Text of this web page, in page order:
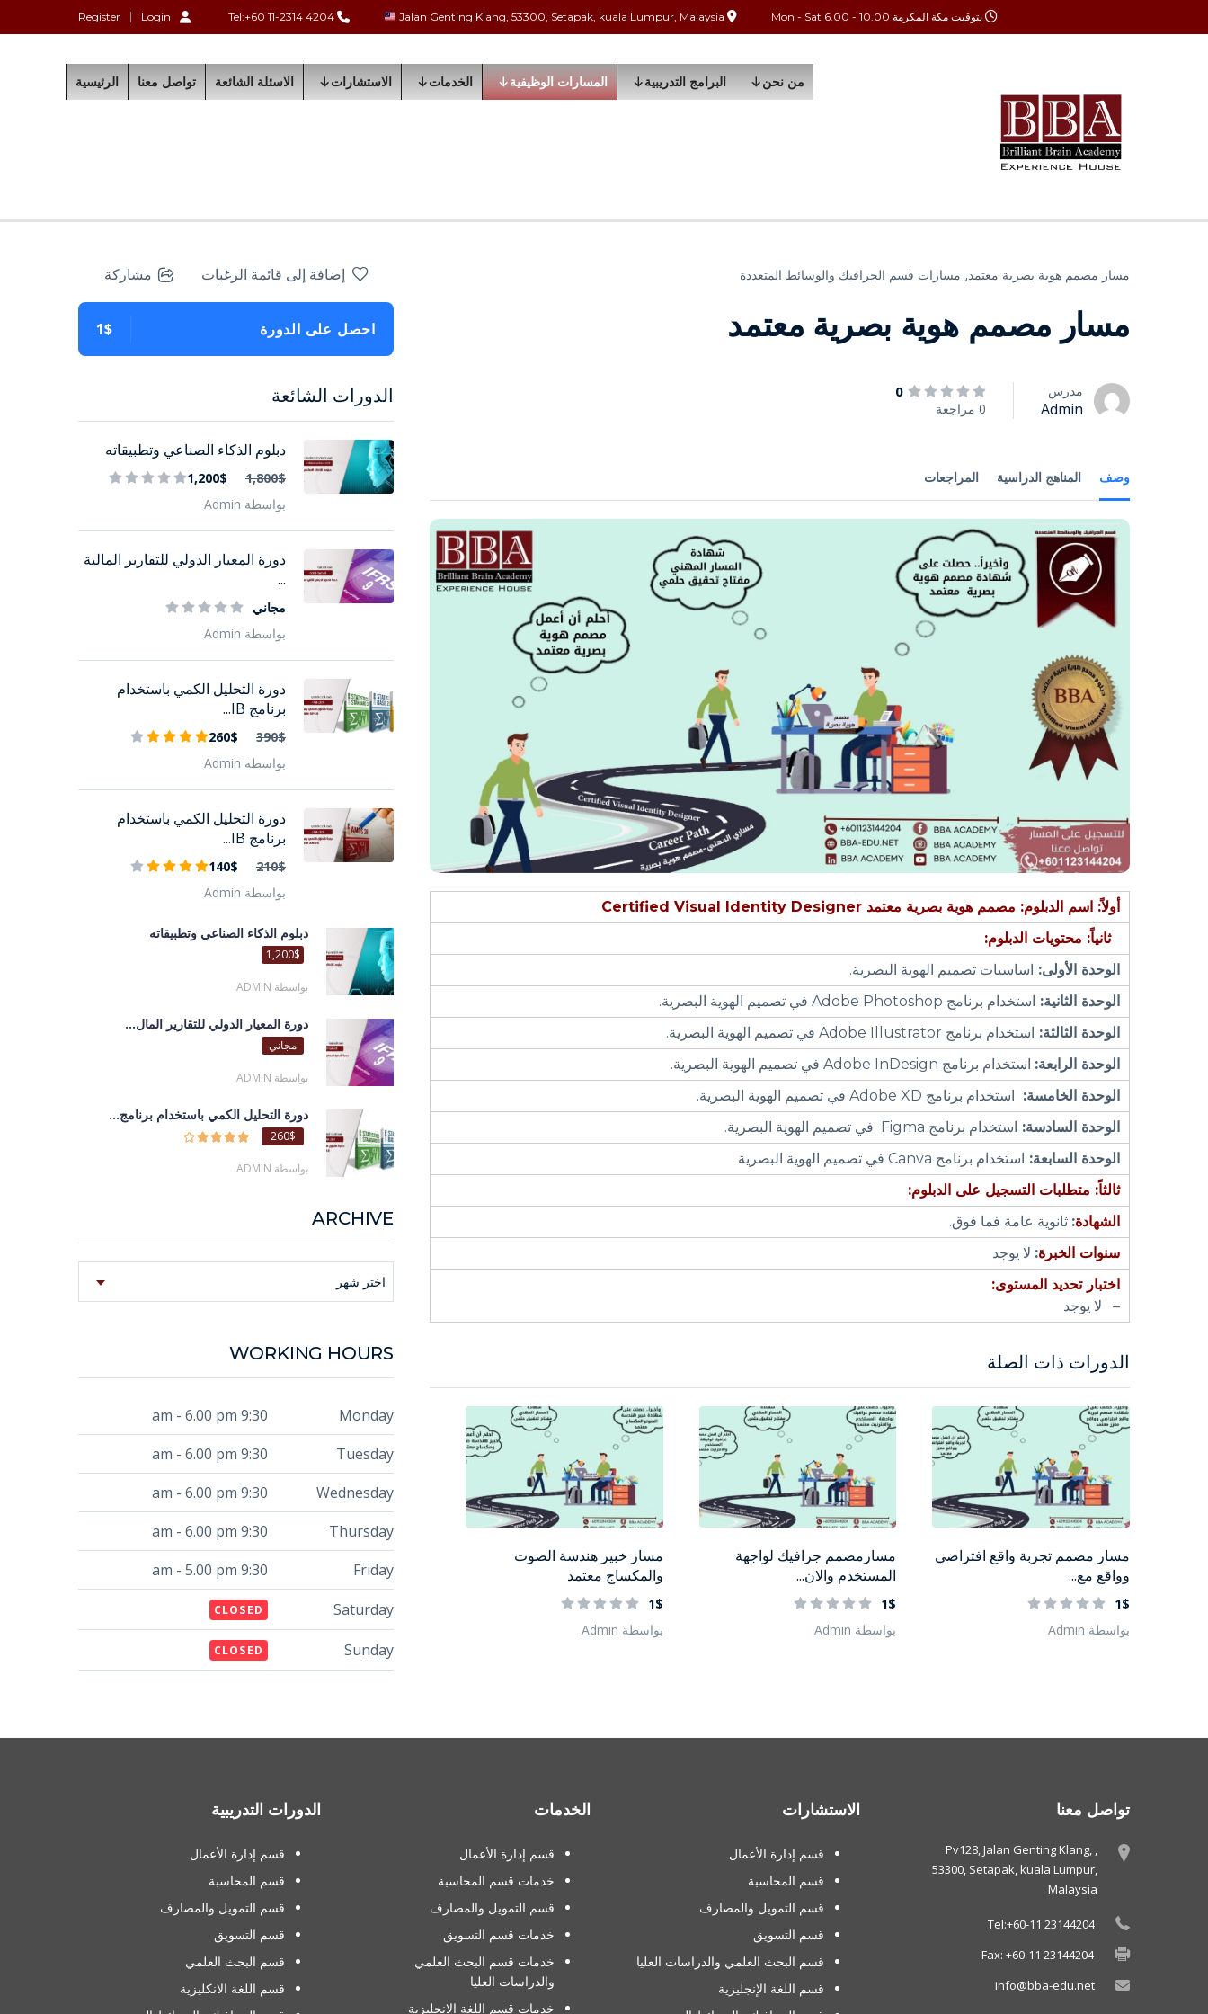
Login
Register بتوقيت مكة المكرمة Mon - Sat 6.00 - 10.00
من نحن الرئيسية البرامج التدريبية المسارات الوظيفية الخدمات الاستشارات الاسئلة الشائعة تواصل معنا
مسار مصمم هوية بصرية معتمد⸲ مسارات قسم الجرافيك والوسائط المتعددة
مسار مصمم هوية بصرية معتمد
مدرس
Admin
0
0 مراجعة
وصف المناهج الدراسية المراجعات
أولاً: اسم الدبلوم: مصمم هوية بصرية معتمد
ثانياً: محتويات الدبلوم:
الوحدة الأولى: اساسيات تصميم الهوية البصرية.
الوحدة الثانية: استخدام برنامج Adobe Photoshop في تصميم الهوية البصرية.
الوحدة الثالثة: استخدام برنامج Adobe Illustrator في تصميم الهوية البصرية.
الوحدة الرابعة: استخدام برنامج Adobe InDesign في تصميم الهوية البصرية.
الوحدة الخامسة: استخدام برنامج Adobe XD في تصميم الهوية البصرية.
الوحدة السادسة: استخدام برنامج Figma في تصميم الهوية البصرية.
الوحدة السابعة: استخدام برنامج Canva في تصميم الهوية البصرية
ثالثاً: متطلبات التسجيل على الدبلوم:
الشهادة: ثانوية عامة فما فوق.
سنوات الخبرة: لا يوجد
اختبار تحديد المستوى:
– لا يوجد
الدورات ذات الصلة
مسار مصمم تجربة واقع افتراضي
وواقع مع...
1$
بواسطة Admin
مسارمصمم جرافيك لواجهة
المستخدم والان...
1$
بواسطة Admin
مسار خبير هندسة الصوت
والمكساج معتمد
1$
بواسطة Admin
إضافة إلى قائمة الرغبات مشاركة
احصل على الدورة 1$
الدورات الشائعة
دبلوم الذكاء الصناعي وتطبيقاته
1,800$
1,200$
بواسطة Admin
دورة المعيار الدولي للتقارير المالية
...
مجاني
بواسطة Admin
دورة التحليل الكمي باستخدام
برنامج IB...
390$
260$
بواسطة Admin
دورة التحليل الكمي باستخدام
برنامج IB...
210$
140$
بواسطة Admin
دبلوم الذكاء الصناعي وتطبيقاته
1,200$
بواسطة ADMIN
دورة المعيار الدولي للتقارير المال...
مجاني
بواسطة ADMIN
دورة التحليل الكمي باستخدام برنامج...
260$
بواسطة ADMIN
ARCHIVE
اختر شهر
WORKING HOURS
Monday
9:30 am - 6.00 pm
Tuesday
9:30 am - 6.00 pm
Wednesday
9:30 am - 6.00 pm
Thursday
9:30 am - 6.00 pm
Friday
9:30 am - 5.00 pm
Saturday
CLOSED
Sunday
CLOSED
تواصل معنا
Pv128, Jalan Genting Klang, ,
53300, Setapak, kuala Lumpur,
Malaysia
Tel:+60-11 23144204
Fax: +60-11 23144204
info@bba-edu.net
الاستشارات
قسم إدارة الأعمال
قسم المحاسبة
قسم التمويل والمصارف
قسم التسويق
قسم البحث العلمي والدراسات العليا
قسم اللغة الإنجليزية
الخدمات
قسم إدارة الأعمال
خدمات قسم المحاسبة
قسم التمويل والمصارف
خدمات قسم التسويق
خدمات قسم البحث العلمي
والدراسات العليا
خدمات قسم اللغة الإنجليزية
الدورات التدريبية
قسم إدارة الأعمال
قسم المحاسبة
قسم التمويل والمصارف
قسم التسويق
قسم البحث العلمي
قسم اللغة الانكليزية